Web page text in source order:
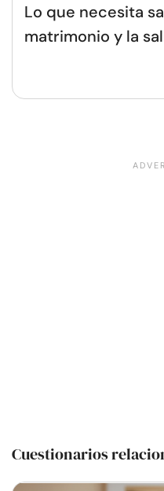
Lo que necesita
matrimonio y la
Cuestionarios